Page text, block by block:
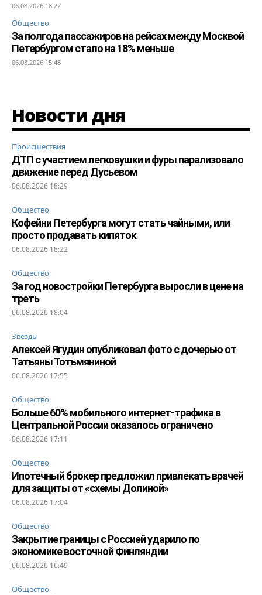
06.08.2026 18:22
Общество
За полгода пассажиров на рейсах между Москвой
Петербургом стало на 18% меньше
06.08.2026 15:48
Новости дня
Происшествия
ДТП с участием легковушки и фуры парализовало
движение перед Дусьевом
06.08.2026 18:29
Общество
Кофейни Петербурга могут стать чайными, или
просто продавать кипяток
06.08.2026 18:22
Общество
За год новостройки Петербурга выросли в цене на
треть
06.08.2026 18:04
Звезды
Алексей Ягудин опубликовал фото с дочерью от
Татьяны Тотьмяниной
06.08.2026 17:55
Общество
Больше 60% мобильного интернет-трафика в
Центральной России оказалось ограничено
06.08.2026 17:11
Общество
Ипотечный брокер предложил привлекать врачей
для защиты от «схемы Долиной»
06.08.2026 17:04
Общество
Закрытие границы с Россией ударило по
экономике восточной Финляндии
06.08.2026 16:49
Общество